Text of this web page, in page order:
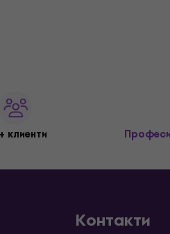
клиенти
Контакти